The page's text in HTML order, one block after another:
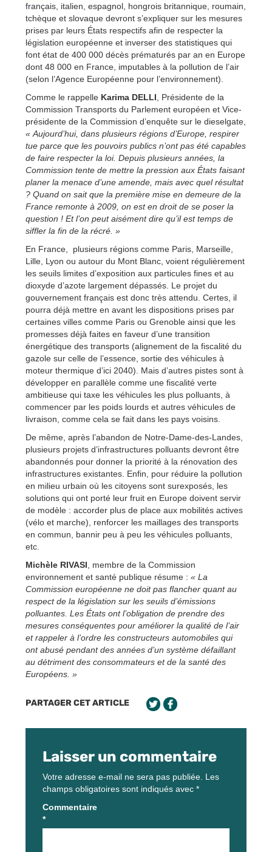
français, italien, espagnol, hongrois britannique, roumain,
tchèque et slovaque devront s’expliquer sur les mesures
prises par leurs États respectifs afin de respecter la
législation européenne et inverser des statistiques qui
font état de 400 000 décès prématurés par an en Europe
dont 48 000 en France, imputables à la pollution de l’air
(selon l’Agence Européenne pour l’environnement).
Comme le rappelle Karima DELLI , Présidente de la
Commission Transports du Parlement européen et Vice-
présidente de la Commission d’enquête sur le dieselgate,
« Aujourd’hui, dans plusieurs régions d’Europe, respirer
tue parce que les pouvoirs publics n’ont pas été capables
de faire respecter la loi. Depuis plusieurs années, la
Commission tente de mettre la pression aux États faisant
planer la menace d’une amende, mais avec quel résultat
? Quand on sait que la première mise en demeure de la
France remonte à 2009, on est en droit de se poser la
question ! Et l’on peut aisément dire qu’il est temps de
siffler la fin de la récré. »
En France, plusieurs régions comme Paris, Marseille,
Lille, Lyon ou autour du Mont Blanc, voient régulièrement
les seuils limites d’exposition aux particules fines et au
dioxyde d’azote largement dépassés. Le projet du
gouvernement français est donc très attendu. Certes, il
pourra déjà mettre en avant les dispositions prises par
certaines villes comme Paris ou Grenoble ainsi que les
promesses déjà faites en faveur d’une transition
énergétique des transports (alignement de la fiscalité du
gazole sur celle de l’essence, sortie des véhicules à
moteur thermique d’ici 2040). Mais d’autres pistes sont à
développer en parallèle comme une fiscalité verte
ambitieuse qui taxe les véhicules les plus polluants, à
commencer par les poids lourds et autres véhicules de
livraison, comme cela se fait dans les pays voisins.
De même, après l’abandon de Notre-Dame-des-Landes,
plusieurs projets d’infrastructures polluants devront être
abandonnés pour donner la priorité à la rénovation des
infrastructures existantes. Enfin, pour réduire la pollution
en milieu urbain où les citoyens sont surexposés, les
solutions qui ont porté leur fruit en Europe doivent servir
de modèle : accorder plus de place aux mobilités actives
(vélo et marche), renforcer les maillages des transports
en commun, bannir peu à peu les véhicules polluants,
etc.
Michèle RIVASI , membre de la Commission
environnement et santé publique résume : « La
Commission européenne ne doit pas flancher quant au
respect de la législation sur les seuils d’émissions
polluantes. Les États ont l’obligation de prendre des
mesures conséquentes pour améliorer la qualité de l’air
et rappeler à l’ordre les constructeurs automobiles qui
ont abusé pendant des années d’un système défaillant
au détriment des consommateurs et de la santé des
Européens. »
PARTAGER CET ARTICLE
Laisser un commentaire
Votre adresse e-mail ne sera pas publiée. Les
champs obligatoires sont indiqués avec *
Commentaire
*